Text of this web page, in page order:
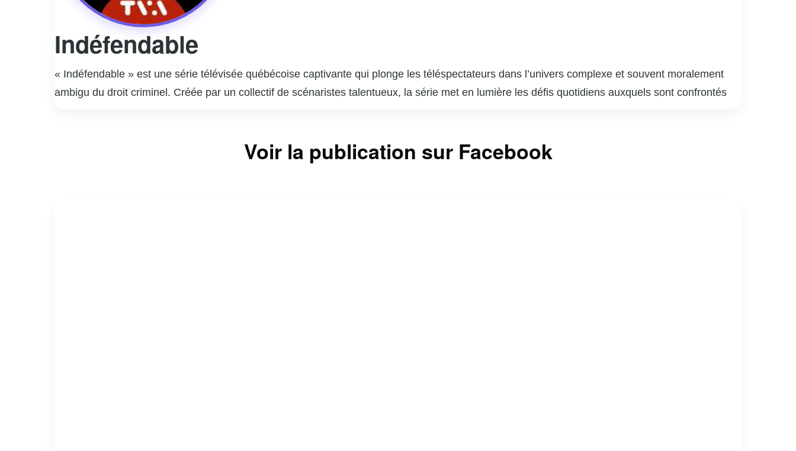
Indéfendable
« Indéfendable » est une série télévisée québécoise captivante qui plonge les téléspectateurs dans l’univers complexe et souvent moralement
ambigu du droit criminel. Créée par un collectif de scénaristes talentueux, la série met en lumière les défis quotidiens auxquels sont confrontés
performances remarquables de ses acteurs principaux, « Indéfendable » réussit à captiver son audience en mêlant drame, suspense et réflexion
sociale. La série invite les spectateurs à questionner leurs propres perceptions de la culpabilité et de l’innocence, tout en offrant un regard
Voir la publication sur Facebook